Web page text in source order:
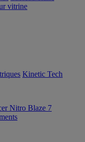
vitrine
Kinetic Tech
Nitro Blaze 7